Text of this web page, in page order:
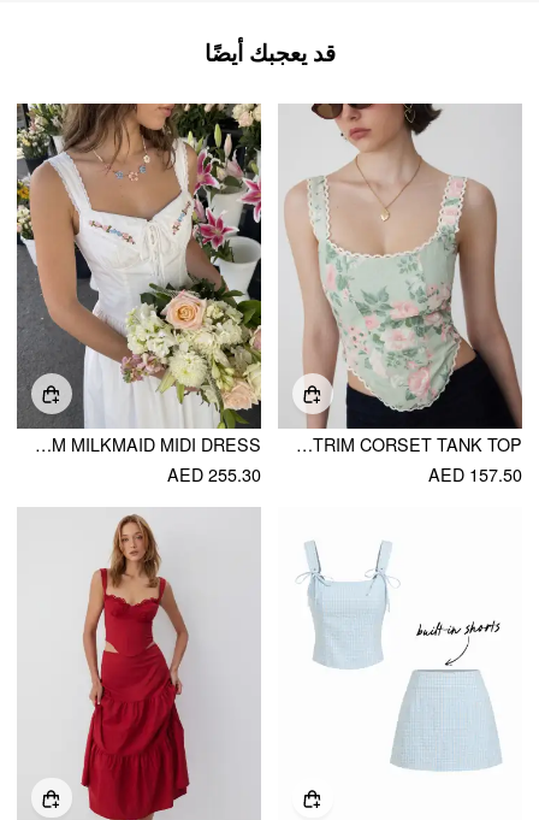
قد يعجبك أيضًا
LINEN-BLEND FLORAL SQUARE NECK LACE TRIM CORSET TANK TOP
AED 157.50
COTTON SWEETHEART FLORAL EMBROIDERY LACE UP LACE TRIM MILKMAID MIDI DRESS
AED 255.30